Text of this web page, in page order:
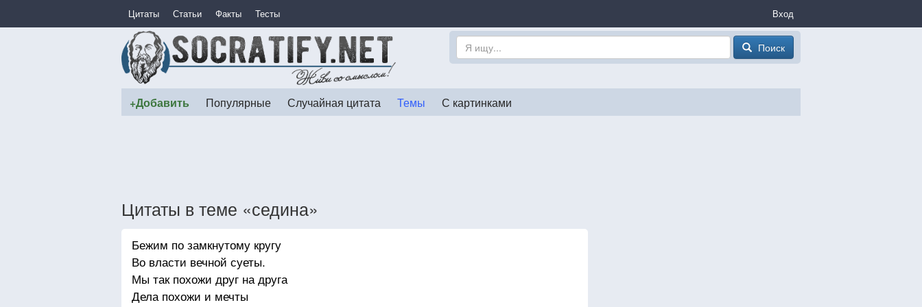
Цитаты Статьи Факты Тесты Вход
Поиск
+Добавить Популярные Случайная цитата Темы С картинками
Цитаты в теме «седина»
Бежим по замкнутому кругу
Во власти вечной суеты.
Мы так похожи друг на друга
Дела похожи и мечты